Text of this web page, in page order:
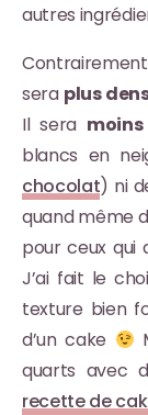
autres
sera plus
Il sera
blancs en
chocolat) ni
quand même
pour ceux qui
J’ai fait le
texture bien
d’un cake
quarts avec
recette de